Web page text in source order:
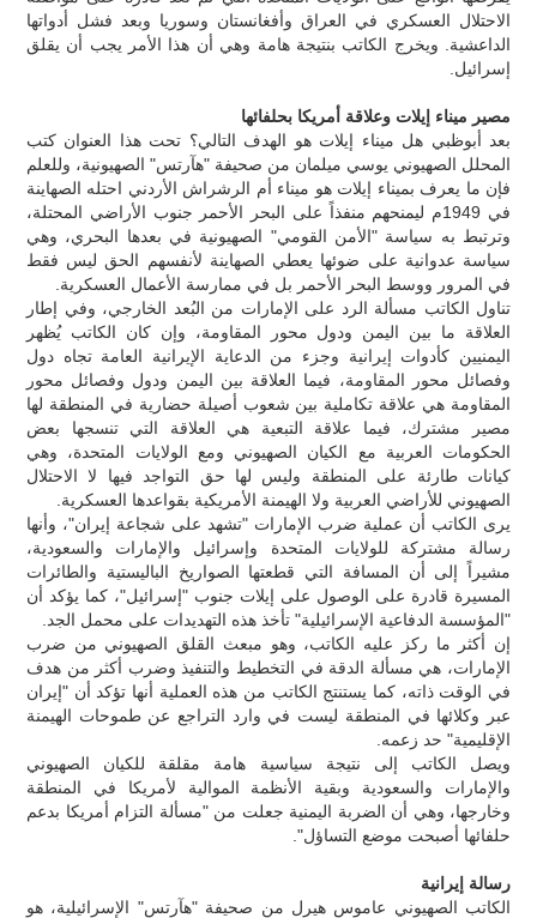
الاحتلال العسكري في العراق وأفغانستان وسوريا وبعد فشل أدواتها
الداعشية. ويخرج الكاتب بنتيجة هامة وهي أن هذا الأمر يجب أن يقلق
إسرائيل.
مصير ميناء إيلات وعلاقة أمريكا بحلفائها
بعد أبوظبي هل ميناء إيلات هو الهدف التالي؟ تحت هذا العنوان كتب
المحلل الصهيوني يوسي ميلمان من صحيفة "هآرتس" الصهيونية، وللعلم
فإن ما يعرف بميناء إيلات هو ميناء أم الرشراش الأردني احتله الصهاينة
في 1949م ليمنحهم منفذاً على البحر الأحمر جنوب الأراضي المحتلة،
وترتبط به سياسة "الأمن القومي" الصهيونية في بعدها البحري، وهي
سياسة عدوانية على ضوئها يعطي الصهاينة لأنفسهم الحق ليس فقط
في المرور ووسط البحر الأحمر بل في ممارسة الأعمال العسكرية.
تناول الكاتب مسألة الرد على الإمارات من البُعد الخارجي، وفي إطار
العلاقة ما بين اليمن ودول محور المقاومة، وإن كان الكاتب يُظهر
اليمنيين كأدوات إيرانية وجزء من الدعاية الإيرانية العامة تجاه دول
وفصائل محور المقاومة، فيما العلاقة بين اليمن ودول وفصائل محور
المقاومة هي علاقة تكاملية بين شعوب أصيلة حضارية في المنطقة لها
مصير مشترك، فيما علاقة التبعية هي العلاقة التي تنسجها بعض
الحكومات العربية مع الكيان الصهيوني ومع الولايات المتحدة، وهي
كيانات طارئة على المنطقة وليس لها حق التواجد فيها لا الاحتلال
الصهيوني للأراضي العربية ولا الهيمنة الأمريكية بقواعدها العسكرية.
يرى الكاتب أن عملية ضرب الإمارات "تشهد على شجاعة إيران"، وأنها
رسالة مشتركة للولايات المتحدة وإسرائيل والإمارات والسعودية،
مشيراً إلى أن المسافة التي قطعتها الصواريخ الباليستية والطائرات
المسيرة قادرة على الوصول على إيلات جنوب "إسرائيل"، كما يؤكد أن
"المؤسسة الدفاعية الإسرائيلية" تأخذ هذه التهديدات على محمل الجد.
إن أكثر ما ركز عليه الكاتب، وهو مبعث القلق الصهيوني من ضرب
الإمارات، هي مسألة الدقة في التخطيط والتنفيذ وضرب أكثر من هدف
في الوقت ذاته، كما يستنتج الكاتب من هذه العملية أنها تؤكد أن "إيران
عبر وكلائها في المنطقة ليست في وارد التراجع عن طموحات الهيمنة
الإقليمية" حد زعمه.
ويصل الكاتب إلى نتيجة سياسية هامة مقلقة للكيان الصهيوني
والإمارات والسعودية وبقية الأنظمة الموالية لأمريكا في المنطقة
وخارجها، وهي أن الضربة اليمنية جعلت من "مسألة التزام أمريكا بدعم
حلفائها أصبحت موضع التساؤل".
رسالة إيرانية
الكاتب الصهيوني عاموس هيرل من صحيفة "هآرتس" الإسرائيلية، هو